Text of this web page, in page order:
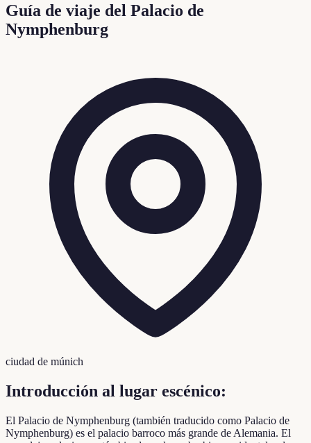
Guía de viaje del Palacio de
Nymphenburg
ciudad de múnich
Introducción al lugar escénico:
El Palacio de Nymphenburg (también traducido como Palacio de
Nymphenburg) es el palacio barroco más grande de Alemania. El